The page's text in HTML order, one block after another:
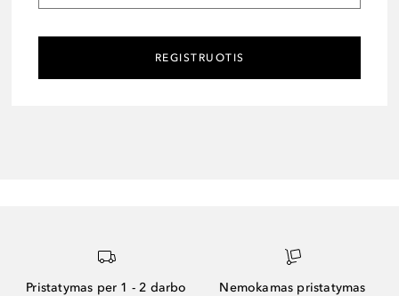
REGISTRUOTIS
Pristatymas per 1 - 2 darbo
Nemokamas pristatymas